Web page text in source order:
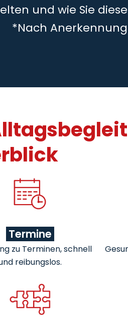
und wie Sie
*Nach
Termine
zu Terminen, schnell
reibungslos.